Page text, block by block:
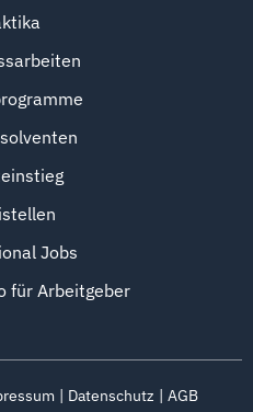
Jobs
für Arbeitgeber
Datenschutz AGB